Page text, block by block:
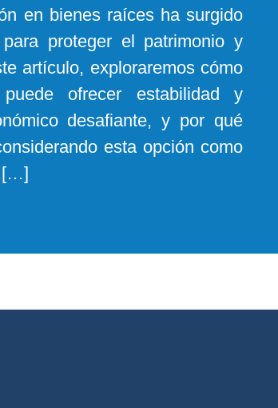
en bienes raíces ha surgido
proteger el patrimonio y
artículo, exploraremos cómo
ofrecer estabilidad y
desafiante, y por qué
esta opción como